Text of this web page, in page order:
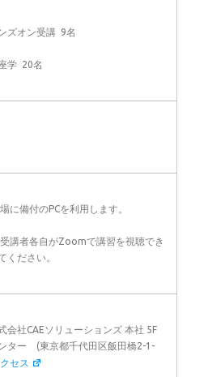
ンズオン受講 9名
学 20名
に備付のPCを利用します。
受講者各自がZoomで講習を視聴でき
ください。
会社CAEソリューションズ 本社 5F
ター (東京都千代田区飯田橋2-1-
セス